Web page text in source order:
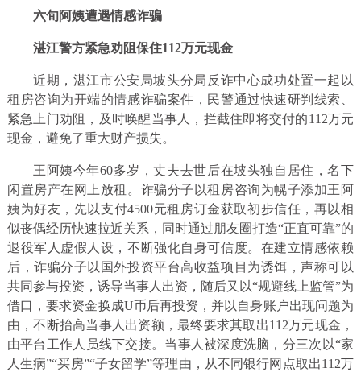
六旬阿姨遭遇情感诈骗
湛江警方紧急劝阻保住112万元现金
近期，湛江市公安局坡头分局反诈中心成功处置一起以
租房咨询为开端的情感诈骗案件，民警通过快速研判线索、
紧急上门劝阻，及时唤醒当事人，拦截住即将交付的112万元
现金，避免了重大财产损失。
王阿姨今年60多岁，丈夫去世后在坡头独自居住，名下
闲置房产在网上放租。诈骗分子以租房咨询为幌子添加王阿
姨为好友，先以支付4500元租房订金获取初步信任，再以相
似丧偶经历快速拉近关系，同时通过朋友圈打造“正直可靠”的
退役军人虚假人设，不断强化自身可信度。在建立情感依赖
后，诈骗分子以国外投资平台高收益项目为诱饵，声称可以
共同参与投资，诱导当事人出资，随后又以“规避线上监管”为
借口，要求资金换成U币后再投资，并以自身账户出现问题为
由，不断抬高当事人出资额，最终要求其取出112万元现金，
由平台工作人员线下交接。当事人被深度洗脑，分三次以“家
人生病”“买房”“子女留学”等理由，从不同银行网点取出112万